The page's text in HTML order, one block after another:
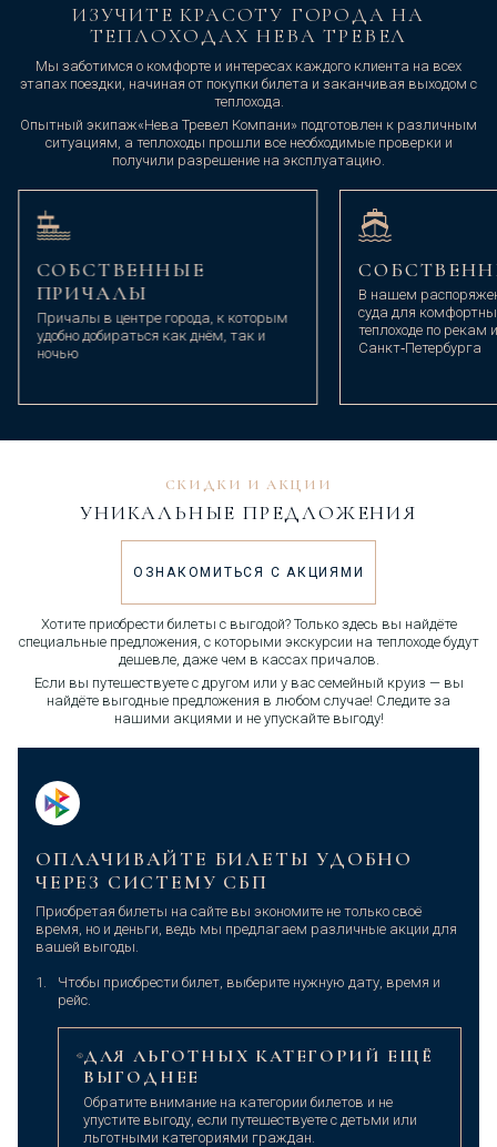
ИЗУЧИТЕ КРАСОТУ ГОРОДА НА
ТЕПЛОХОДАХ НЕВА ТРЕВЕЛ
Мы заботимся о комфорте и интересах каждого клиента на всех
этапах поездки, начиная от покупки билета и заканчивая выходом с
теплохода.
Опытный экипаж«Нева Тревел Компани» подготовлен к различным
ситуациям, а теплоходы прошли все необходимые проверки и
получили разрешение на эксплуатацию.
СОБСТВЕННЫЕ
ПРИЧАЛЫ
Причалы в центре города, к которым
удобно добираться как днём, так и
ночью
В нашем
суда для
теплоходе по
Санкт‑Петербурга
СКИДКИ И АКЦИИ
УНИКАЛЬНЫЕ ПРЕДЛОЖЕНИЯ
ОЗНАКОМИТЬСЯ С АКЦИЯМИ
Хотите приобрести билеты с выгодой? Только здесь вы найдёте
специальные предложения, с которыми экскурсии на теплоходе будут
дешевле, даже чем в кассах причалов.
Если вы путешествуете с другом или у вас семейный круиз — вы
найдёте выгодные предложения в любом случае! Следите за
нашими акциями и не упускайте выгоду!
ОПЛАЧИВАЙТЕ БИЛЕТЫ УДОБНО
ЧЕРЕЗ СИСТЕМУ СБП
Приобретая билеты на сайте вы экономите не только своё
время, но и деньги, ведь мы предлагаем различные акции для
вашей выгоды.
Чтобы приобрести билет, выберите нужную дату, время и
рейс.
ДЛЯ ЛЬГОТНЫХ КАТЕГОРИЙ ЕЩЁ
ВЫГОДНЕЕ
Обратите внимание на категории билетов и не
упустите выгоду, если путешествуете с детьми или
льготными категориями граждан.